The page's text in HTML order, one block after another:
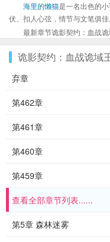
海里的懒猫是一名出色的
伏、扣人心弦，情节与文笔俱佳
最新章节诡影契约：血战
诡影契约：血战诡域
弃章
第462章
第461章
第460章
第459章
查看全部章节列表......
第5章 森林迷雾